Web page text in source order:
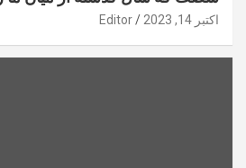
اکتبر 14, 2023 Editor